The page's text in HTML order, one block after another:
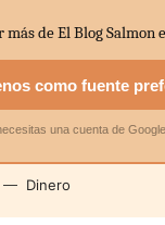
DOMÉSTICA
Dinero
más de El Blog Salmon
como fuente
una cuenta de Google